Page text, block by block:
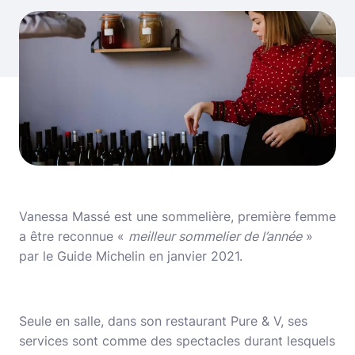
Vanessa Massé est une sommelière, première femme
a être reconnue « meilleur sommelier de l’année»
par le Guide Michelin en janvier 2021.
Seule en salle, dans son restaurant Pure & V, ses
services sont comme des spectacles durant lesquels